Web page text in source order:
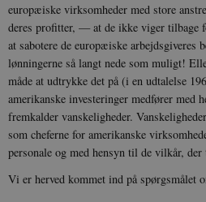
europæiske virksomheder med store
deres profitter, — at de ikke viger
at sabotere de europæiske arbejdsgiveres
lønningerne så langt nede som muligt!
måde at udtrykke det på (i en udtalelse
amerikanske investeringer medfører med
fremkalder vanskeligheder.
som cheferne for amerikanske
personale og med hensyn til de vilkår,
Vi er herved kommet ind på spørgsmålet